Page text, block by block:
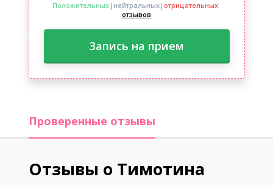
Положительных|нейтральных| отрицательных
отзывов
Запись на прием
Проверенные отзывы
Отзывы о Тимотина